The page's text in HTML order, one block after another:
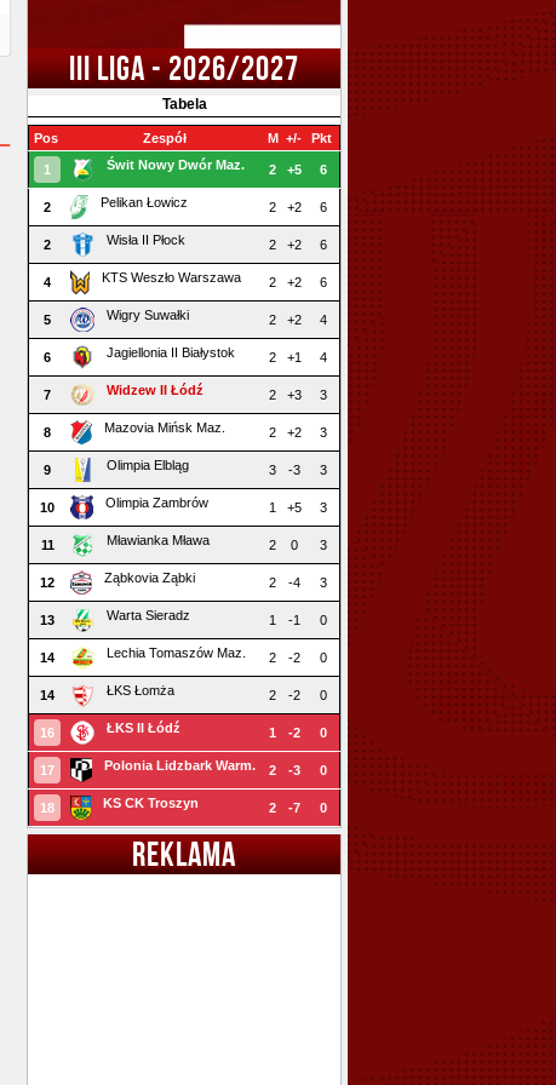
III LIGA - 2026/2027
Tabela
Pos Zespół M +/- Pkt
1 Świt Nowy Dwór Maz. 2 +5 6
2 Pelikan Łowicz 2 +2 6
2 Wisła II Płock 2 +2 6
4 KTS Weszło Warszawa 2 +2 6
5 Wigry Suwałki 2 +2 4
6 Jagiellonia II Białystok 2 +1 4
7 Widzew II Łódź 2 +3 3
8 Mazovia Mińsk Maz. 2 +2 3
9 Olimpia Elbląg 3 -3 3
10 Olimpia Zambrów 1 +5 3
11 Mławianka Mława 2 0 3
12 Ząbkovia Ząbki 2 -4 3
13 Warta Sieradz 1 -1 0
14 Lechia Tomaszów Maz. 2 -2 0
14 ŁKS Łomża 2 -2 0
16 ŁKS II Łódź 1 -2 0
17 Polonia Lidzbark Warm. 2 -3 0
18 KS CK Troszyn 2 -7 0
REKLAMA